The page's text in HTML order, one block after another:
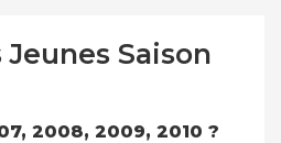
Saison
2008, 2009, 2010 ?